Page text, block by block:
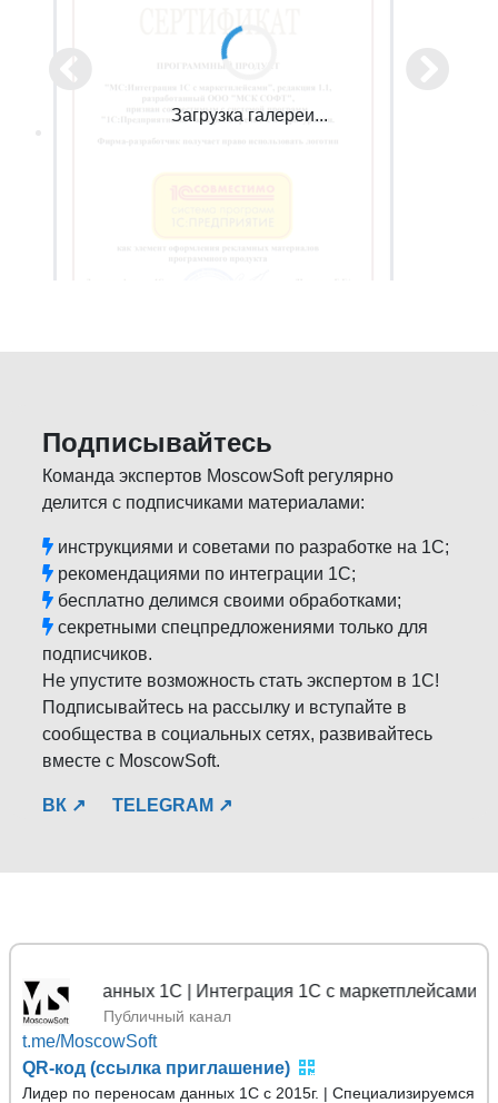
Загрузка галереи...
Подписывайтесь
Команда экспертов MoscowSoft регулярно
делится с подписчиками материалами:
инструкциями и советами по разработке на 1С;
рекомендациями по интеграции 1С;
бесплатно делимся своими обработками;
секретными спецпредложениями только для
подписчиков.
Не упустите возможность стать экспертом в 1С!
Подписывайтесь на рассылку и вступайте в
сообщества в социальных сетях, развивайтесь
вместе с MoscowSoft.
ВК ↗ TELEGRAM ↗
данных 1С | Интеграция 1С с маркетплейсами
Публичный канал
t.me/MoscowSoft
QR-код (ссылка приглашение)
Лидер по переносам данных 1С с 2015г. | Специализируемся